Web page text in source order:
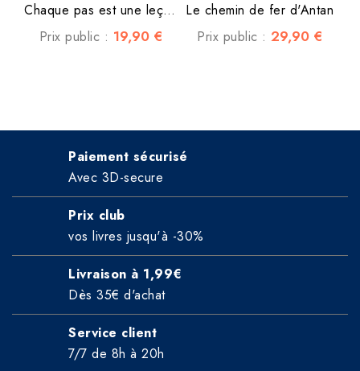
Chaque pas est une leçon de...
Prix public : 19,90 €
Le chemin de fer d'Antan
Prix public : 29,90 €
Paiement sécurisé
Avec 3D-secure
Prix club
vos livres jusqu'à -30%
Livraison à 1,99€
Dès 35€ d'achat
Service client
7/7 de 8h à 20h